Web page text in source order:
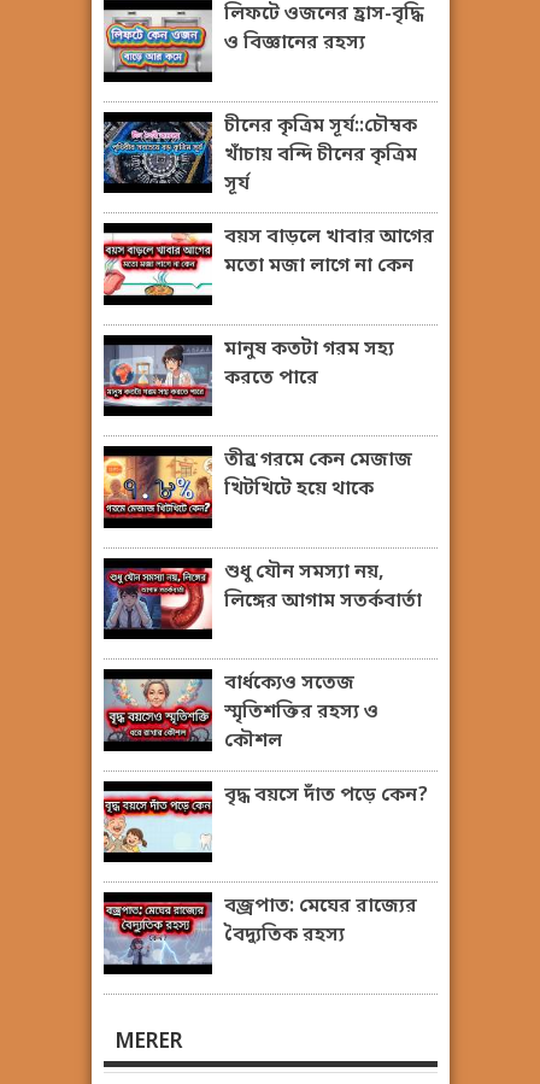
লিফটে ওজনের হ্রাস-বৃদ্ধি
ও বিজ্ঞানের রহস্য
চীনের কৃত্রিম সূর্য::চৌম্বক
খাঁচায় বন্দি চীনের কৃত্রিম
সূর্য
বয়স বাড়লে খাবার আগের
মতো মজা লাগে না কেন
মানুষ কতটা গরম সহ্য
করতে পারে
তীব্র গরমে কেন মেজাজ
খিটখিটে হয়ে থাকে
শুধু যৌন সমস্যা নয়,
লিঙ্গের আগাম সতর্কবার্তা
বার্ধক্যেও সতেজ
স্মৃতিশক্তির রহস্য ও
কৌশল
বৃদ্ধ বয়সে দাঁত পড়ে কেন?
বজ্রপাত: মেঘের রাজ্যের
বৈদ্যুতিক রহস্য
MERER